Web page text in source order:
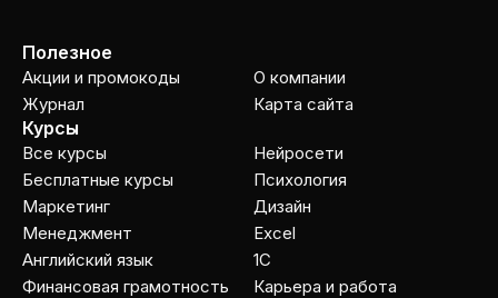
Полезное
Акции и промокоды
Журнал
О компании
Карта сайта
Курсы
Все курсы
Бесплатные курсы
Маркетинг
Менеджмент
Английский язык
Финансовая грамотность
Нейросети
Психология
Дизайн
Excel
1C
Карьера и работа